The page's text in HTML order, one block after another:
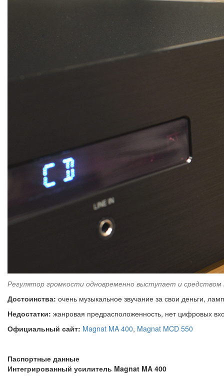
Регулятор громкости одновременно выступает и
Достоинства: очень музыкальное звучание за свои деньги,
Недостатки: жанровая предрасположенность, нет цифровых
Официальный сайт: Magnat MA 400, Magnat MCD 550
Паспортные данные
Интегрированный усилитель Magnat MA 400